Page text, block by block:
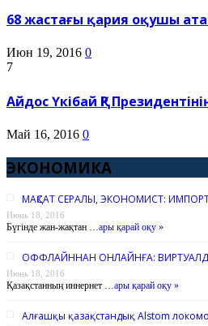
68 жастағы қария оқушы
Июн 19, 2016 0
7
Айдос Үкібай ҚР
Май 16, 2016 0
ЭКОНОМИКА
МАҚСАТ СЕРАЛЫ, ЭКОНОМИСТ:
Июнь 18, 2016
Бүгінде жан-жақтан …ары қарай оқу »
ОФФЛАЙННАН ОНЛАЙНҒА:
Июнь 18, 2016
Қазақстанның иннернет …ары қарай оқу »
Алғашқы қазақстандық Alstom